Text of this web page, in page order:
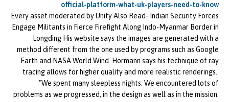
official-platform-what-uk-players-need-to-know
Every asset moderated by Unity Also Read- Indian Security Forces
Engage Militants in Fierce Firefight Along Indo-Myanmar Border in
Longding His website says the images are generated with a
method different from the one used by programs such as Google
Earth and NASA World Wind. Hormann says his technique of ray
tracing allows for higher quality and more realistic renderings.
"We spent many sleepless nights. We encountered lots of
problems as we progressed, in the design as well as in the mission.